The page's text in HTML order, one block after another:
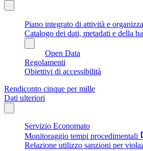
Piano integrato di attività e
Catalogo dei dati, metadati e della
Open Data
Regolamenti
Obiettivi di accessibilità
Rendiconto cinque per mille
Dati ulteriori
Servizio Economato
Monitoraggio tempi procedimentali
Relazione utilizzo sanzioni per